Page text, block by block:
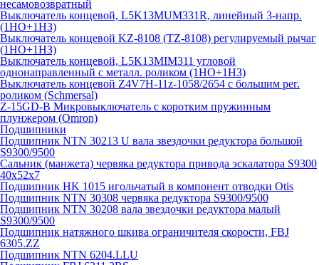
несамовозвратный
Выключатель концевой, L5K13MUM331R, линейный 3-напр.
(1НО+1НЗ)
Выключатель концевой KZ-8108 (TZ-8108) регулируемый рычаг
(1НО+1НЗ)
Выключатель концевой, L5K13MIM311 угловой
однонаправленный с металл. роликом (1НО+1НЗ)
Выключатель концевой Z4V7H-11z-1058/2654 с большим рег.
роликом (Schmersal)
Z-15GD-B Микровыключатель с коротким пружинным
плунжером (Omron)
Подшипники
Подшипник NTN 30213 U вала звездочки редуктора большой
S9300/9500
Сальник (манжета) червяка редуктора привода эскалатора S9300
40х52х7
Подшипник HK 1015 игольчатый в компонент отводки Otis
Подшипник NTN 30308 червяка редуктора S9300/9500
Подшипник NTN 30208 вала звездочки редуктора малый
S9300/9500
Подшипник натяжного шкива ограничителя скорости, FBJ
6305.ZZ
Подшипник NTN 6204.LLU